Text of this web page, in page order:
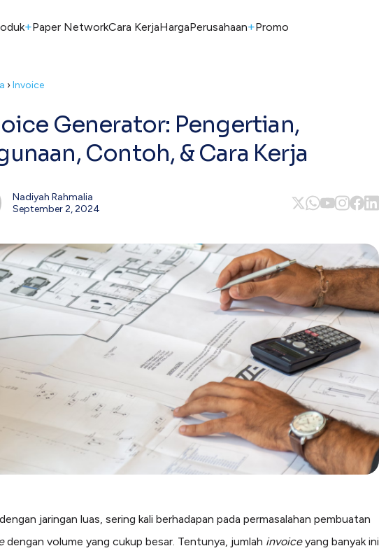
+Paper NetworkCara KerjaHargaPerusahaan+Promo
› Invoice
Generator: Pengertian,
Contoh, & Cara Kerja
Nadiyah Rahmalia
September 2, 2024
jaringan luas, sering kali berhadapan pada permasalahan pembuatan
dengan volume yang cukup besar. Tentunya, jumlah invoiceyang banyak ini